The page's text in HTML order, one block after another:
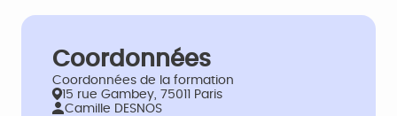
Coordonnées
Coordonnées de la formation
15 rue Gambey, 75011 Paris
Camille DESNOS